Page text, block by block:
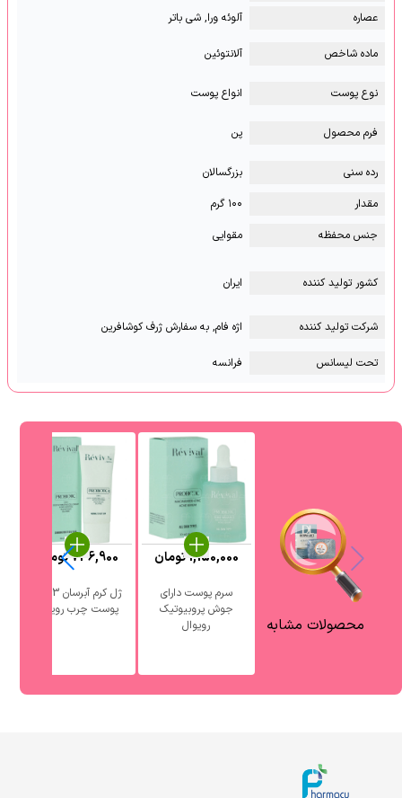
عصاره
آلوئه ورا, شی باتر
ماده شاخص آلانتوئین
نوع پوست انواع پوست
فرم محصول پن
رده سنی
بزرگسالان
مقدار
۱۰۰ گرم
جنس محفظه
مقوایی
کشور تولید کننده ایران
شرکت تولید کننده اژه فام, به سفارش ژرف کوشافرین
تحت لیسانس فرانسه
محصولات مشابه
سرم پوست دارای
جوش پروبیوتیک
رویوال
1,150,000تومان
پوست چرب رویوال
736,900تومان